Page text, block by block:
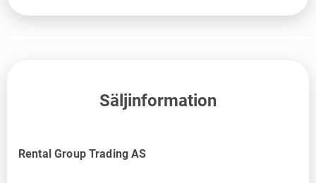
Säljinformation
Rental Group Trading AS